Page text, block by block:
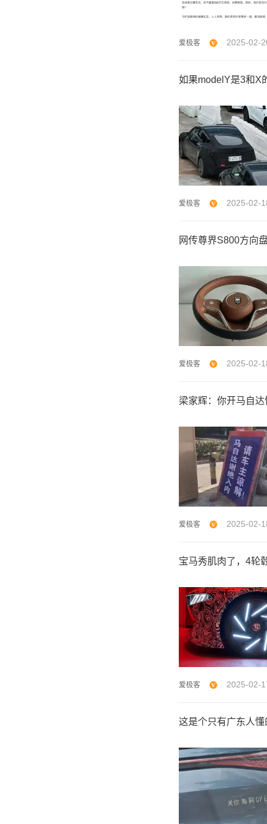
爱极客 2025-02-
如果modelY是3和X
爱极客 2025-02-
网传尊界S800方向
爱极客 2025-02-
梁家辉：你开马自
爱极客 2025-02-
宝马秀肌肉了，4轮
爱极客 2025-02-
这是个只有广东人懂